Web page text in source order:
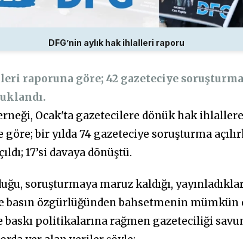
DFG’nin aylık hak ihlalleri raporu
raporuna göre; 42 gazeteciye soruşturma
Ocak'ta gazetecilere dönük hak
bir yılda 74 gazeteciye soruşturma
17’si davaya dönüştü.
soruşturmaya maruz kaldığı,
basın özgürlüğünden bahsetmenin mümkün
baskı politikalarına rağmen gazeteciliği